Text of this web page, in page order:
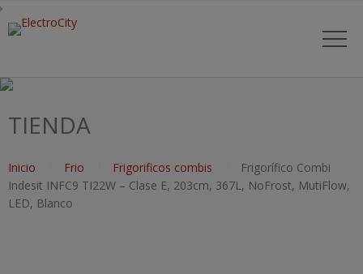
TIENDA
Inicio Frio Frigorificos combis
Frigorífico Combi
Indesit INFC9 TI22W – Clase E, 203cm, 367L, NoFrost, MutiFlow,
LED, Blanco